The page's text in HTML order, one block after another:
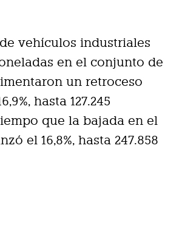
vehículos industriales
en el conjunto de
un retroceso
hasta 127.245
que la bajada en el
el 16,8%, hasta 247.858